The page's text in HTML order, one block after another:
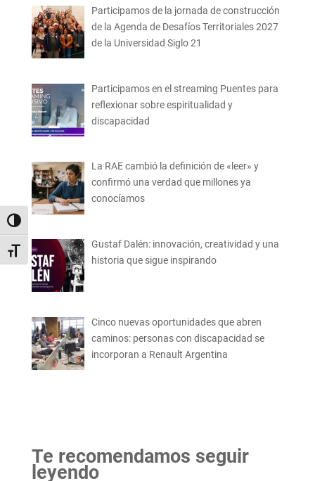
Alternar alto contraste
Alternar tamaño de letra
Participamos de la jornada de construcción
de la Agenda de Desafíos Territoriales 2027
de la Universidad Siglo 21
Participamos en el streaming Puentes para
reflexionar sobre espiritualidad y
discapacidad
La RAE cambió la definición de «leer» y
confirmó una verdad que millones ya
conocíamos
Gustaf Dalén: innovación, creatividad y una
historia que sigue inspirando
Cinco nuevas oportunidades que abren
caminos: personas con discapacidad se
incorporan a Renault Argentina
Te recomendamos seguir
leyendo